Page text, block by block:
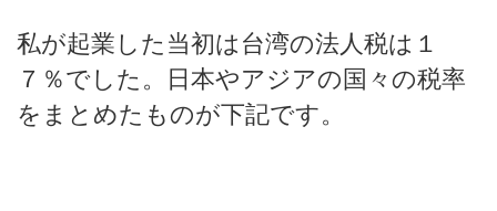
私が起業した当初は台湾の法人税は１
７％でした。日本やアジアの国々の税率
をまとめたものが下記です。